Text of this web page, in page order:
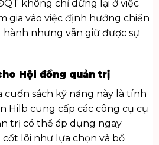
không chỉ dừng lại ở việc
gia vào việc định hướng chiến
hành nhưng vẫn giữ được sự
Hội đồng quản trị
cuốn sách kỹ năng này là tính
Hilb cung cấp các công cụ cụ
trị có thể áp dụng ngay
lõi như lựa chọn và bổ